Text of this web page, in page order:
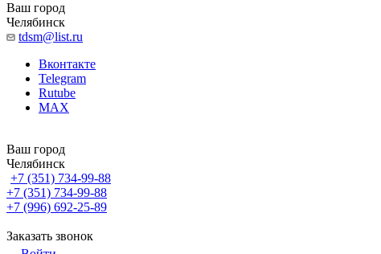
Ваш город
Челябинск
tdsm@list.ru
Вконтакте
Telegram
Rutube
MAX
Ваш город
Челябинск
+7 (351) 734-99-88
+7 (351) 734-99-88
+7 (996) 692-25-89
Заказать звонок